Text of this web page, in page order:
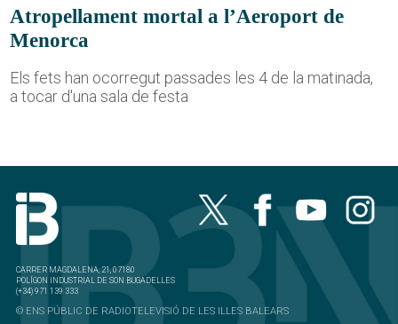
Atropellament mortal a l’Aeroport de
Menorca
Els fets han ocorregut passades les 4 de la matinada,
a tocar d'una sala de festa
CARRER MAGDALENA, 21, 07180
POLÍGON INDUSTRIAL DE SON BUGADELLES
(+34) 971 139 333
© ENS PÚBLIC DE RADIOTELEVISIÓ DE LES ILLES BALEARS